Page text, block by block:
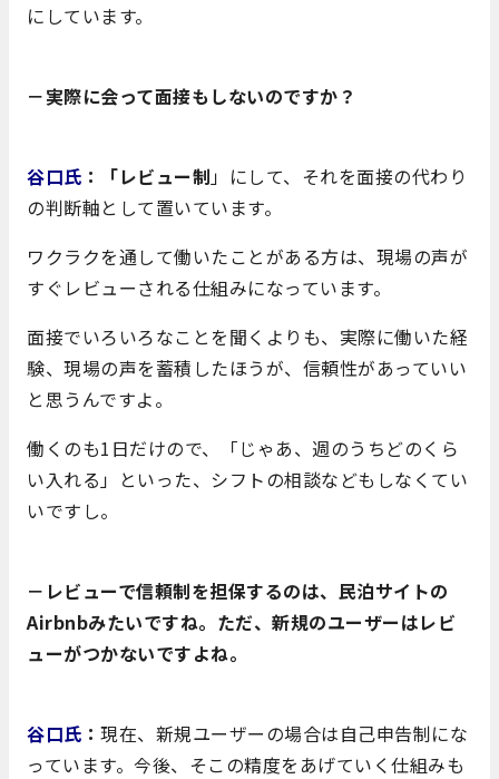
にしています。
－実際に会って面接もしないのですか？
谷口氏 ：「レビュー制 」にして、それを面接の代わり
の判断軸として置いています。
ワクラクを通して働いたことがある方は、現場の声が
すぐレビューされる仕組みになっています。
面接でいろいろなことを聞くよりも、実際に働いた経
験、現場の声を蓄積したほうが、信頼性があっていい
と思うんですよ。
働くのも1日だけので、「じゃあ、週のうちどのくら
い入れる」といった、シフトの相談などもしなくてい
いですし。
－レビューで信頼制を担保するのは、民泊サイトの
Airbnbみたいですね。ただ、新規のユーザーはレビ
ューがつかないですよね。
谷口氏 ： 現在、新規ユーザーの場合は自己申告制にな
っています。今後、そこの精度をあげていく仕組みも